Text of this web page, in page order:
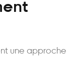
une approche